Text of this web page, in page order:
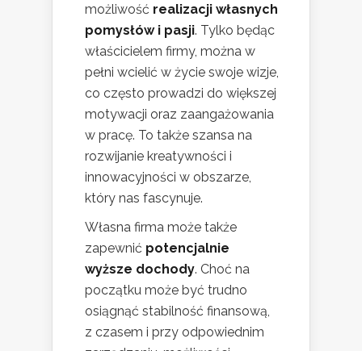
możliwość realizacji własnych
pomysłów i pasji. Tylko będąc
właścicielem firmy, można w
pełni wcielić w życie swoje wizje,
co często prowadzi do większej
motywacji oraz zaangażowania
w pracę. To także szansa na
rozwijanie kreatywności i
innowacyjności w obszarze,
który nas fascynuje.
Własna firma może także
zapewnić potencjalnie
wyższe dochody. Choć na
początku może być trudno
osiągnąć stabilność finansową,
z czasem i przy odpowiednim